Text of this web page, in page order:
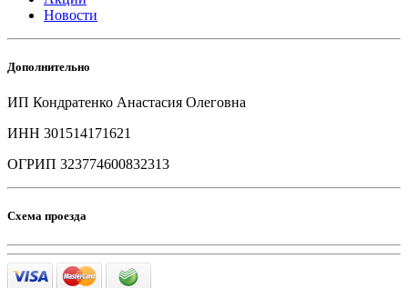
Новости
Дополнительно
ИП Кондратенко Анастасия Олеговна
ИНН 301514171621
ОГРИП 323774600832313
Схема проезда